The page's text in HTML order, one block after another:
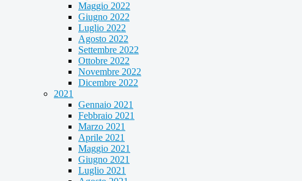
Maggio 2022
Giugno 2022
Luglio 2022
Agosto 2022
Settembre 2022
Ottobre 2022
Novembre 2022
Dicembre 2022
2021
Gennaio 2021
Febbraio 2021
Marzo 2021
Aprile 2021
Maggio 2021
Giugno 2021
Luglio 2021